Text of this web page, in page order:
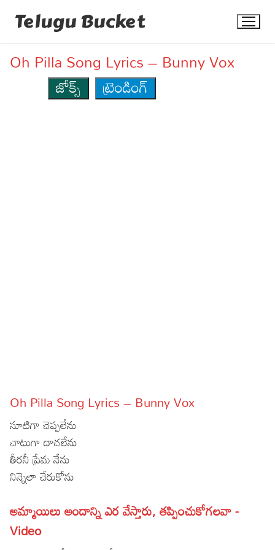
Telugu Bucket
Movie Reviews
Food
Articles
Facts
Devotional
Christianity
Hinduism
Hindi
Lyrics in Hindi – Devotional Songs
Tamil
Oh Pilla Song Lyrics – Bunny Vox
జోక్స్
ట్రెండింగ్
Oh Pilla Song Lyrics – Bunny Vox
సూటిగా చెప్పలేను
చాటుగా దాచలేను
తీరనీ ప్రేమ నేను
నిన్నెలా చేరుకోను
అమ్మాయిలు అందాన్ని ఎర వేస్తారు, తప్పించుకోగలవా -
Video